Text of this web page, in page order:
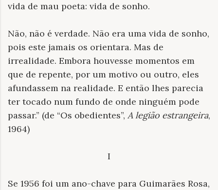
vida de mau poeta: vida de sonho.
Não, não é verdade. Não era uma vida de sonho,
pois este jamais os orientara. Mas de
irrealidade. Embora houvesse momentos em
que de repente, por um motivo ou outro, eles
afundassem na realidade. E então lhes parecia
ter tocado num fundo de onde ninguém pode
passar.” (de “Os obedientes”, A legião estrangeira,
1964)
I
Se 1956 foi um ano-chave para Guimarães Rosa,